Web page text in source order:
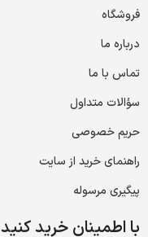
فروشگاه
درباره ما
تماس با ما
سؤالات متداول
حریم خصوصی
راهنمای خرید از سایت
پیگیری مرسوله
با اطمینان خرید کنید